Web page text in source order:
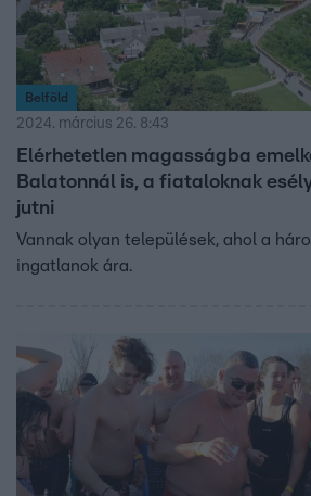
Belföld
2024. március 26. 8:43
Elérhetetlen magasságba
Balatonnál is, a fiataloknak
jutni
Vannak olyan települések, ahol a
ingatlanok ára.